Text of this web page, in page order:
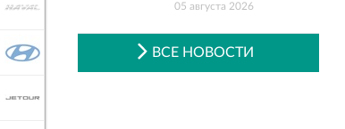
05 августа 2026
ВСЕ НОВОСТИ